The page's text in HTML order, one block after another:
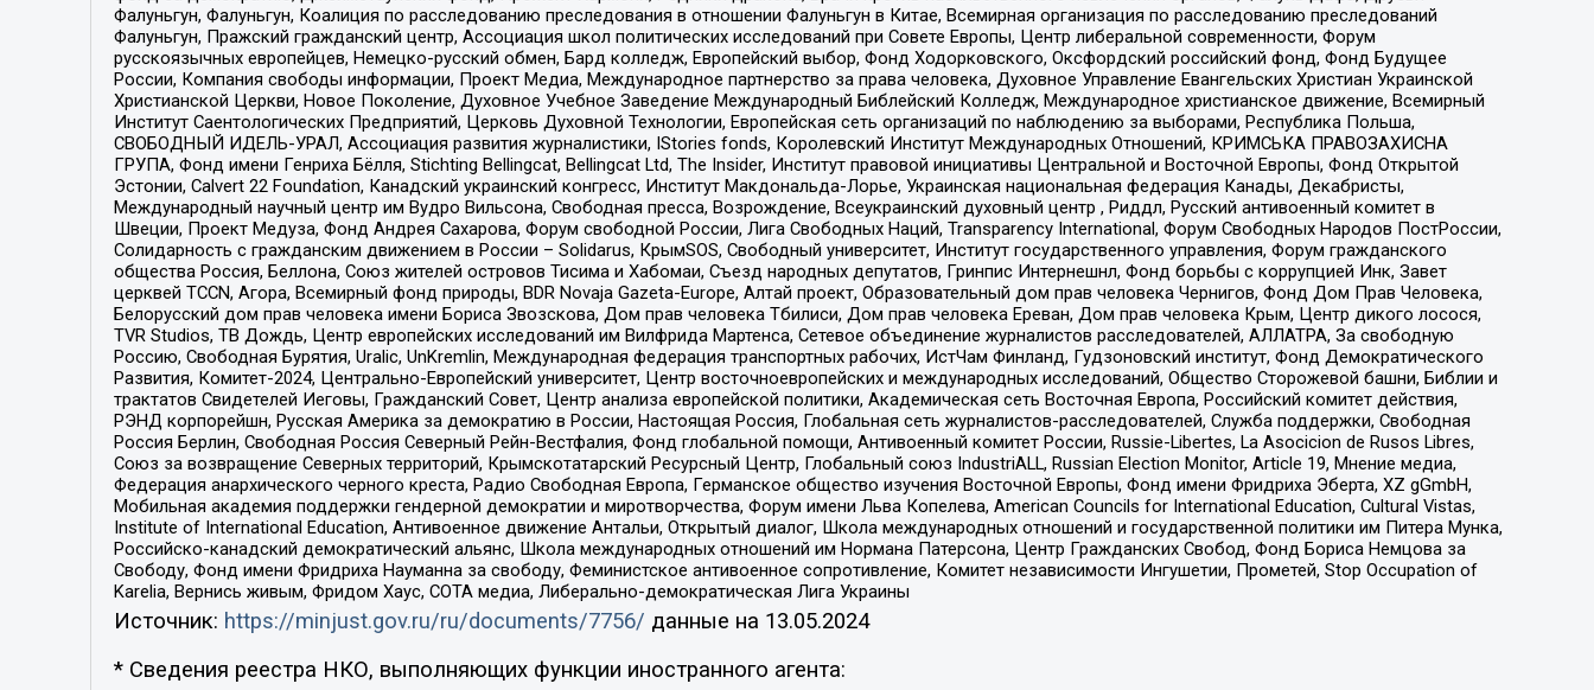
Фалуньгун, Фалуньгун, Коалиция по расследованию преследования в отношении Фалуньгун в Китае, Всемирная организация по расследованию преследований
Фалуньгун, Пражский гражданский центр, Ассоциация школ политических исследований при Совете Европы, Центр либеральной современности, Форум
русскоязычных европейцев, Немецко-русский обмен, Бард колледж, Европейский выбор, Фонд Ходорковского, Оксфордский российский фонд, Фонд Будущее
России, Компания свободы информации, Проект Медиа, Международное партнерство за права человека, Духовное Управление Евангельских Христиан Украинской
Христианской Церкви, Новое Поколение, Духовное Учебное Заведение Международный Библейский Колледж, Международное христианское движение, Всемирный
Институт Саентологических Предприятий, Церковь Духовной Технологии, Европейская сеть организаций по наблюдению за выборами, Республика Польша,
СВОБОДНЫЙ ИДЕЛЬ-УРАЛ, Ассоциация развития журналистики, IStories fonds, Королевский Институт Международных Отношений, КРИМСЬКА ПРАВОЗАХИСНА
ГРУПА, Фонд имени Генриха Бёлля, Stichting Bellingcat, Bellingcat Ltd, The Insider, Институт правовой инициативы Центральной и Восточной Европы, Фонд Открытой
Эстонии, Calvert 22 Foundation, Канадский украинский конгресс, Институт Макдональда-Лорье, Украинская национальная федерация Канады, Декабристы,
Международный научный центр им Вудро Вильсона, Свободная пресса, Возрождение, Всеукраинский духовный центр , Риддл, Русский антивоенный комитет в
Швеции, Проект Медуза, Фонд Андрея Сахарова, Форум свободной России, Лига Свободных Наций, Transparеncy International, Форум Свободных Народов ПостРоссии,
Солидарность с гражданским движением в России – Solidarus, КрымSOS, Свободный университет, Институт государственного управления, Форум гражданского
общества Россия, Беллона, Союз жителей островов Тисима и Хабомаи, Съезд народных депутатов, Гринпис Интернешнл, Фонд борьбы с коррупцией Инк, Завет
церквей TCCN, Агора, Всемирный фонд природы, BDR Novaja Gazeta-Europe, Алтай проект, Образовательный дом прав человека Чернигов, Фонд Дом Прав Человека,
Белорусский дом прав человека имени Бориса Звозскова, Дом прав человека Тбилиси, Дом прав человека Ереван, Дом прав человека Крым, Центр дикого лосося,
TVR Studios, ТВ Дождь, Центр европейских исследований им Вилфрида Мартенса, Сетевое объединение журналистов расследователей, АЛЛАТРА, За свободную
Россию, Свободная Бурятия, Uralic, UnKremlin, Международная федерация транспортных рабочих, ИстЧам Финланд, Гудзоновский институт, Фонд Демократического
Развития, Комитет-2024, Центрально-Европейский университет, Центр восточноевропейских и международных исследований, Общество Сторожевой башни, Библии и
трактатов Свидетелей Иеговы, Гражданский Совет, Центр анализа европейской политики, Академическая сеть Восточная Европа, Российский комитет действия,
РЭНД корпорейшн, Русская Америка за демократию в России, Настоящая Россия, Глобальная сеть журналистов-расследователей, Служба поддержки, Свободная
Россия Берлин, Свободная Россия Северный Рейн-Вестфалия, Фонд глобальной помощи, Антивоенный комитет России, Russie-Libertes, La Asocicion de Rusos Libres,
Союз за возвращение Северных территорий, Крымскотатарский Ресурсный Центр, Глобальный союз IndustriALL, Russian Election Monitor, Article 19, Мнение медиа,
Федерация анархического черного креста, Радио Свободная Европа, Германское общество изучения Восточной Европы, Фонд имени Фридриха Эберта, XZ gGmbH,
Мобильная академия поддержки гендерной демократии и миротворчества, Форум имени Льва Копелева, American Councils for International Education, Cultural Vistas,
Institute of International Education, Антивоенное движение Антальи, Открытый диалог, Школа международных отношений и государственной политики им Питера Мунка,
Российско-канадский демократический альянс, Школа международных отношений им Нормана Патерсона, Центр Гражданских Свобод, Фонд Бориса Немцова за
Свободу, Фонд имени Фридриха Науманна за свободу, Феминистское антивоенное сопротивление, Комитет независимости Ингушетии, Прометей, Stop Occupation of
Karelia, Вернись живым, Фридом Хаус, СОТА медиа, Либерально-демократическая Лига Украины
Источник: https://minjust.gov.ru/ru/documents/7756/ данные на 13.05.2024
* Сведения реестра НКО, выполняющих функции иностранного агента: